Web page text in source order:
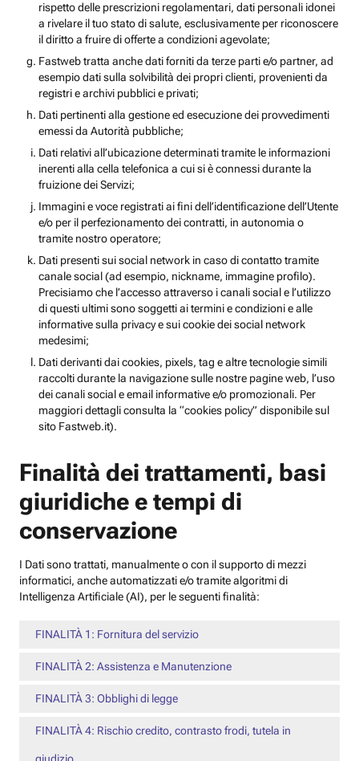
rispetto delle prescrizioni regolamentari, dati personali idonei
a rivelare il tuo stato di salute, esclusivamente per riconoscere
il diritto a fruire di offerte a condizioni agevolate;
Fastweb tratta anche dati forniti da terze parti e/o partner, ad
esempio dati sulla solvibilità dei propri clienti, provenienti da
registri e archivi pubblici e privati;
Dati pertinenti alla gestione ed esecuzione dei provvedimenti
emessi da Autorità pubbliche;
Dati relativi all’ubicazione determinati tramite le informazioni
inerenti alla cella telefonica a cui si è connessi durante la
fruizione dei Servizi;
Immagini e voce registrati ai fini dell’identificazione dell’Utente
e/o per il perfezionamento dei contratti, in autonomia o
tramite nostro operatore;
Dati presenti sui social network in caso di contatto tramite
canale social (ad esempio, nickname, immagine profilo).
Precisiamo che l’accesso attraverso i canali social e l’utilizzo
di questi ultimi sono soggetti ai termini e condizioni e alle
informative sulla privacy e sui cookie dei social network
medesimi;
Dati derivanti dai cookies, pixels, tag e altre tecnologie simili
raccolti durante la navigazione sulle nostre pagine web, l’uso
dei canali social e email informative e/o promozionali. Per
maggiori dettagli consulta la “cookies policy” disponibile sul
sito Fastweb.it).
Finalità dei trattamenti, basi
giuridiche e tempi di
conservazione
I Dati sono trattati, manualmente o con il supporto di mezzi
informatici, anche automatizzati e/o tramite algoritmi di
Intelligenza Artificiale (AI), per le seguenti finalità:
FINALITÀ 1: Fornitura del servizio
FINALITÀ 2: Assistenza e Manutenzione
FINALITÀ 3: Obblighi di legge
FINALITÀ 4: Rischio credito, contrasto frodi, tutela in